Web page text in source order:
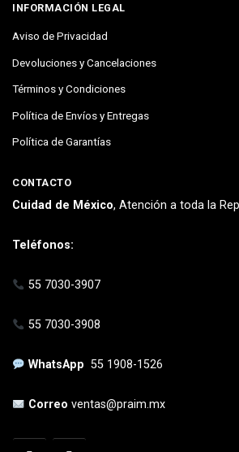
INFORMACIÓN LEGAL
Aviso de Privacidad
Devoluciones y Cancelaciones
Términos y Condiciones
Política de Envíos y Entregas
Política de Garantías
CONTACTO
Cuidad de México, Atención a toda la
Teléfonos:
55 7030-3907
55 7030-3908
WhatsApp55 1908-1526
Correoventas@praim.mx